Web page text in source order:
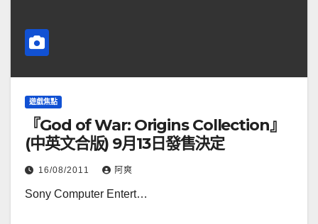
遊戲焦點
『God of War: Origins Collection』
(中英文合版) 9月13日發售決定
16/08/2011 阿爽
Sony Computer Entert…